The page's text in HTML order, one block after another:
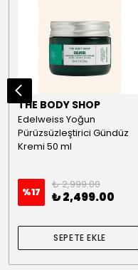
THE BODY SHOP
Edelweiss Yoğun
Pürüzsüzleştirici Gündüz
Kremi 50 ml
%17
₺ 2,999.00
₺ 2,499.00
SEPETE EKLE